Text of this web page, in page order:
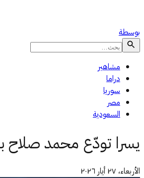
بوسطة
مشاهير
دراما
سوريا
مصر
السعودية
يسرا تودّع محمد صلاح
الأربعاء، ٢٧ أيار ٢٠٢٦